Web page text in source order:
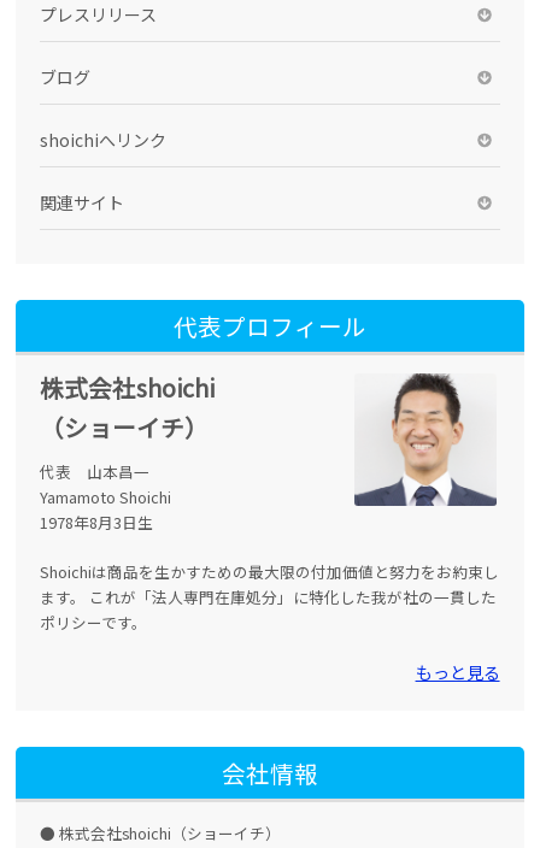
プレスリリース
ブログ
shoichiへリンク
関連サイト
代表プロフィール
株式会社shoichi
（ショーイチ）
代表 山本昌一
Yamamoto Shoichi
1978年8月3日生
Shoichiは商品を生かすための最大限の付加価値と努力をお約束し
ます。 これが「法人専門在庫処分」に特化した我が社の一貫した
ポリシーです。
もっと見る
会社情報
株式会社shoichi（ショーイチ）